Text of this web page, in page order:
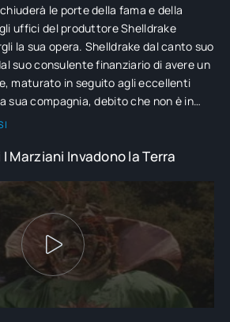
le porte della fama e della
uffici del produttore Shelldrake
la sua opera. Shelldrake dal canto suo
suo consulente finanziario di avere un
maturato in seguito agli eccellenti
sua compagnia, debito che non è in
già scialacquato tutti i suoi
detraendo le inevitabili perdite
fatto apposta.
Marziani Invadono la Terra